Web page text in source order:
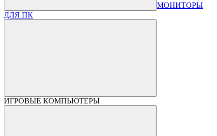
МОНИТОРЫ
ДЛЯ ПК
ИГРОВЫЕ КОМПЬЮТЕРЫ